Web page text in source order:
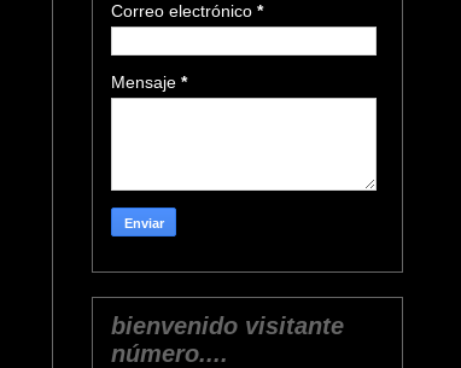
Correo electrónico *
Mensaje *
bienvenido visitante
número....